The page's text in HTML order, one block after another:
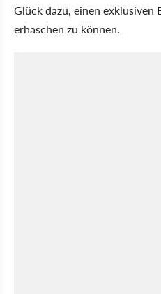
Glück dazu, einen exklusiven
erhaschen zu können.